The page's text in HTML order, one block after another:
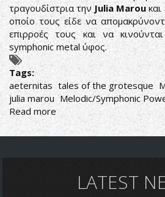
τραγουδίστρια τηνJulia Marouκαι
οποίο τους είδε να
επιρροές τους και να
symphonic metal ύφος.
Tags:
aeternitas tales of the grotesque
julia marou Melodic/Symphonic
Read more about
ΣΥΜΦΩΝΙΚΟ
METAL
LATEST